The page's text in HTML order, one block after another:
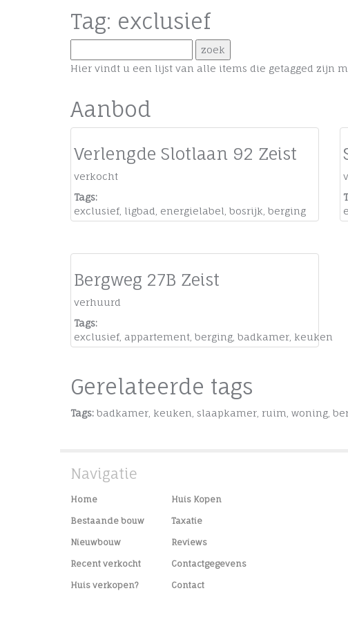
Tag: exclusief
Hier vindt u een lijst van alle items die getagged zijn
Aanbod
Verlengde Slotlaan 92 Zeist
verkocht
Tags:
exclusief, ligbad energielabel bosrijk berging
Bergweg 27B Zeist
verhuurd
Tags:
exclusief, appartement berging badkamer keuken
Gerelateerde tags
Tags: badkamer keuken slaapkamer ruim woning
Navigatie
Home
Bestaande bouw
Nieuwbouw
Recent verkocht
Huis verkopen?
Huis Kopen
Taxatie
Reviews
Contactgegevens
Contact